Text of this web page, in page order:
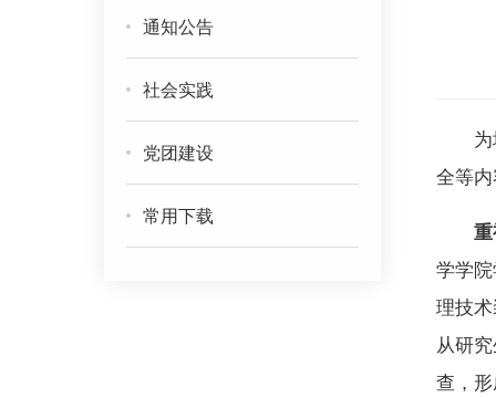
通知公告
社会实践
党团建设
常用下载
为
全等
学学
理技
从研
查，